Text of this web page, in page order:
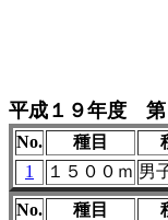
平成１９年度 第
No. 種目
1
１５００ｍ 男
No. 種目